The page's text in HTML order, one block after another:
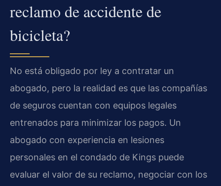
reclamo de accidente de
bicicleta?
No está obligado por ley a contratar un
abogado, pero la realidad es que las compañías
de seguros cuentan con equipos legales
entrenados para minimizar los pagos. Un
abogado con experiencia en lesiones
personales en el condado de Kings puede
evaluar el valor de su reclamo, negociar con los